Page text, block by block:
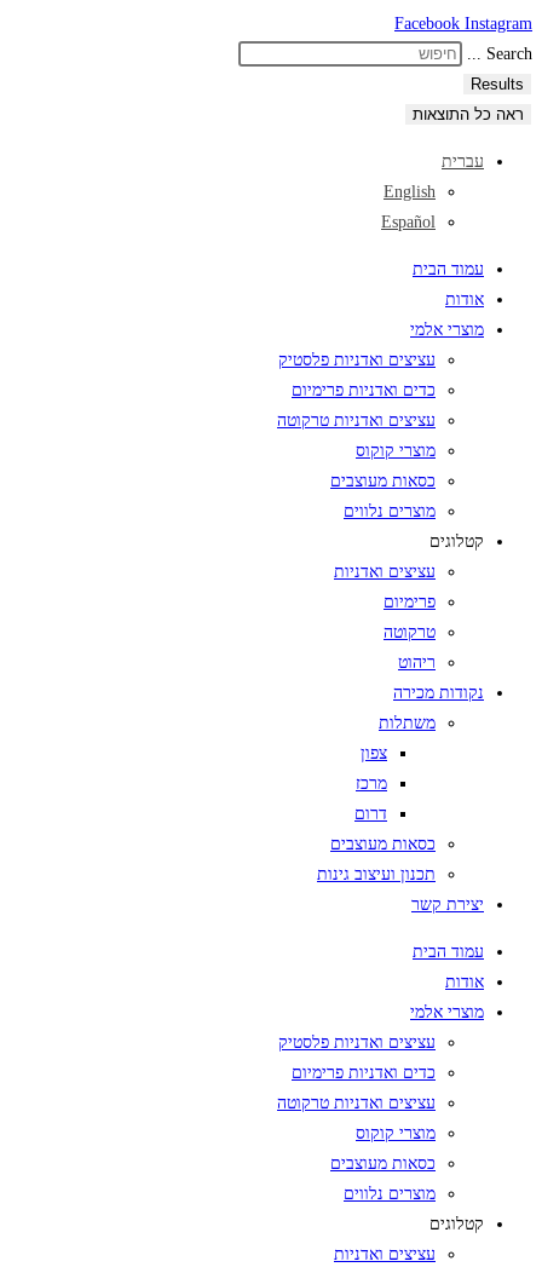
Facebook Instagram
Search ...
Results
ראה כל התוצאות
עברית
English
Español
עמוד הבית
אודות
מוצרי אלמי
עציצים ואדניות פלסטיק
כדים ואדניות פרימיום
עציצים ואדניות טרקוטה
מוצרי קוקוס
כסאות מעוצבים
מוצרים נלווים
קטלוגים
עציצים ואדניות
פרימיום
טרקוטה
ריהוט
נקודות מכירה
משתלות
צפון
מרכז
דרום
כסאות מעוצבים
תכנון ועיצוב גינות
יצירת קשר
עמוד הבית
אודות
מוצרי אלמי
עציצים ואדניות פלסטיק
כדים ואדניות פרימיום
עציצים ואדניות טרקוטה
מוצרי קוקוס
כסאות מעוצבים
מוצרים נלווים
קטלוגים
עציצים ואדניות